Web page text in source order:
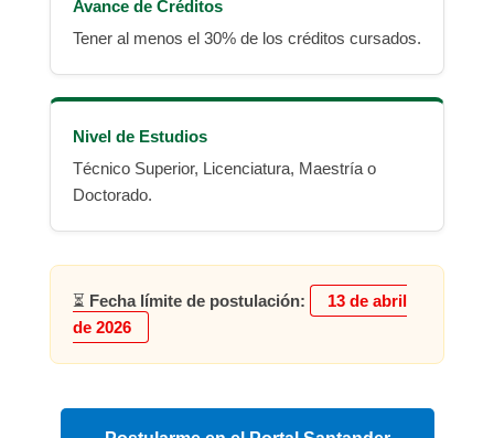
Avance de Créditos
Tener al menos el 30% de los créditos cursados.
Nivel de Estudios
Técnico Superior, Licenciatura, Maestría o
Doctorado.
⏳ Fecha límite de postulación:
13 de abril
de 2026